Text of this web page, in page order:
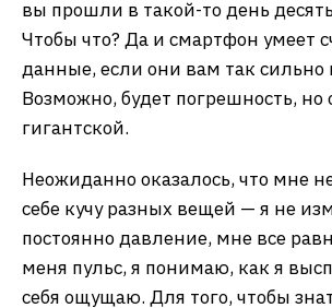
вы прошли в такой-то день
Чтобы что? Да и смартфон умеет
данные, если они вам так
Возможно, будет погрешность, но
гигантской.
Неожиданно оказалось, что мне
себе кучу разных вещей — я не
постоянно давление, мне все
меня пульс, я понимаю, как я
себя ощущаю. Для того, чтобы